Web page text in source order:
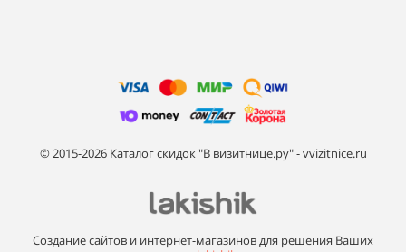
© 2015-2026 Каталог скидок "В визитнице.ру" - vvizitnice.ru
Создание сайтов и интернет-магазинов для решения Ваших